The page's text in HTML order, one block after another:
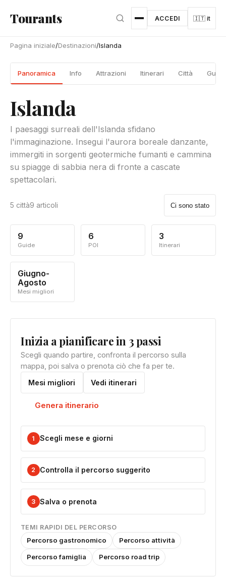
Tourants ACCEDI 🇮🇹 it
Pagina iniziale/Destinazioni/Islanda
Panoramica Info Attrazioni Itinerari Città Guide
Islanda
I paesaggi surreali dell'Islanda sfidano
l'immaginazione. Insegui l'aurora boreale danzante,
immergiti in sorgenti geotermiche fumanti e cammina
su spiagge di sabbia nera di fronte a cascate
spettacolari.
5 città9 articoli Ci sono stato
9
Guide
6
POI
3
Itinerari
Giugno-
Agosto
Mesi migliori
Inizia a pianificare in 3 passi
Scegli quando partire, confronta il percorso sulla
mappa, poi salva o prenota ciò che fa per te.
Mesi migliori Vedi itinerari
Genera itinerario
1 Scegli mese e giorni
2 Controlla il percorso suggerito
3 Salva o prenota
TEMI RAPIDI DEL PERCORSO
Percorso gastronomico Percorso attività
Percorso famiglia Percorso road trip